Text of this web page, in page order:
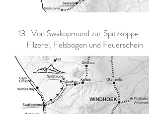
13. Von Swakopmund zur Spitzkoppe
Filzerei, Felsbogen und Feuerschein